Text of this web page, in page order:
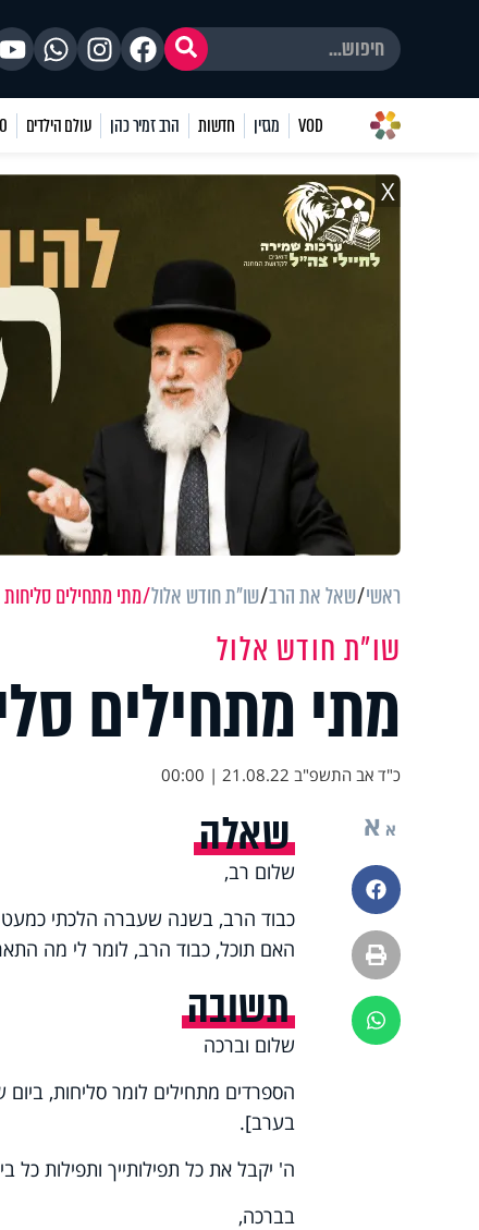
VOD מגזין חדשות הרב זמיר כהן עולם הילדים
X
ראשי שאל את הרב שו"ת חודש אלול מתי מתחילים
שו"ת חודש אלול
מתי מתחילים
כ"ד אב התשפ"ב 21.08.22 | 00:00
א א
פייסבוק
הדפסה
ווטסאפ
שאלה
שלום רב,
כבוד הרב, בשנה שעברה הלכתי כמעט
האם תוכל, כבוד הרב, לומר לי מה
תשובה
שלום וברכה
בערב].
ה' יקבל את כל תפילותייך ותפילות כל
בברכה,